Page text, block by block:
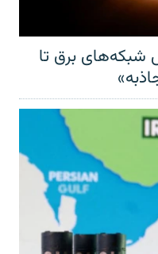
شبکه‌های برق تا